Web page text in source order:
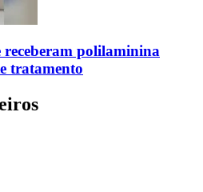
receberam polilaminina
tratamento